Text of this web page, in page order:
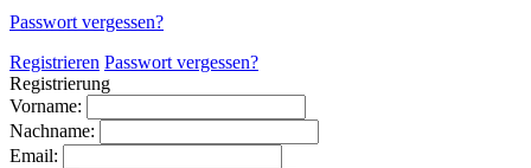
Passwort vergessen?
Registrieren Passwort vergessen?
Registrierung
Vorname:
Nachname:
Email: